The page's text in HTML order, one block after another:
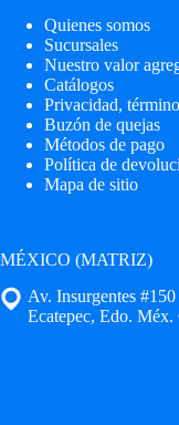
Quienes somos
Sucursales
Nuestro valor
Catálogos
Privacidad,
Buzón de quejas
Métodos de pago
Política de
Mapa de sitio
MÉXICO (MATRIZ)
Av. Insurgentes
Ecatepec, Edo. Méx.